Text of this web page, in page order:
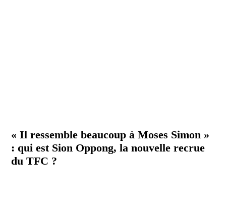
« Il ressemble beaucoup à Moses Simon »
: qui est Sion Oppong, la nouvelle recrue
du TFC ?